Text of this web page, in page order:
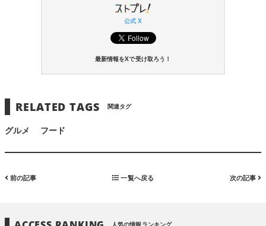
公式 X
最新情報をXで受け取ろう！
RELATED TAGS 関連タグ
グルメ フード
前の記事 一覧へ戻る 次の記事